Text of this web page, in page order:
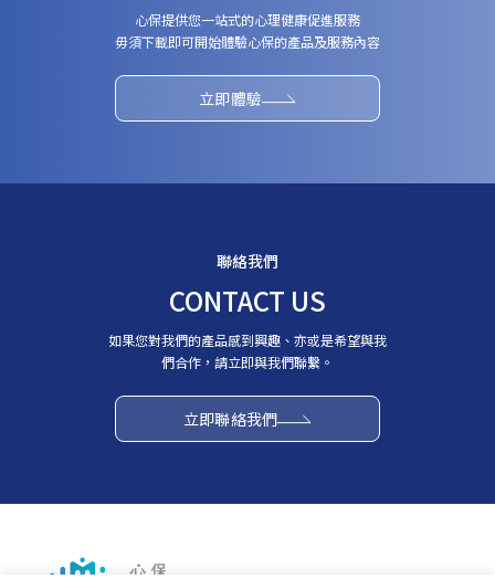
心保提供您一站式的心理健康促進服務
毋須下載即可開始體驗心保的產品及服務內容
立即體驗
聯絡我們
CONTACT US
如果您對我們的產品感到興趣、亦或是希望與我
們合作，請立即與我們聯繫。
立即聯絡我們